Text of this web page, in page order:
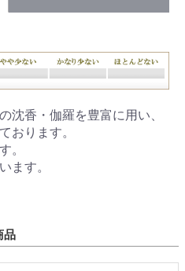
沈香・伽羅を豊富に用い、
おります。
。
ます。
品